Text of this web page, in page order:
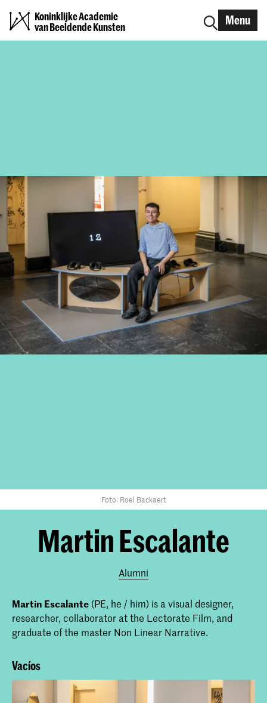
Koninklijke Academie
van Beeldende Kunsten
Menu
Foto: Roel Backaert
Martin Escalante
Alumni
Martin Escalante (PE, he / him) is a visual designer,
researcher, collaborator at the Lectorate Film, and
graduate of the master Non Linear Narrative.
Vacíos